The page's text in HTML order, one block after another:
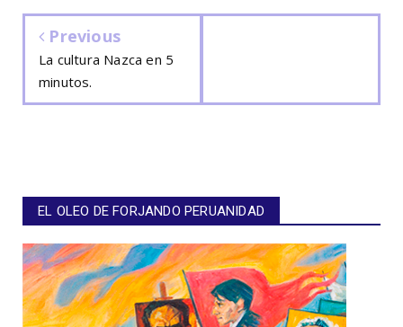
Previous
La cultura Nazca en 5
minutos.
EL OLEO DE FORJANDO PERUANIDAD